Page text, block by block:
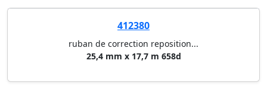
412380
ruban de correction reposition...
25,4 mm x 17,7 m 658d